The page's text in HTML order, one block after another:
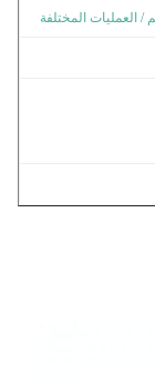
العمليات المختلفة